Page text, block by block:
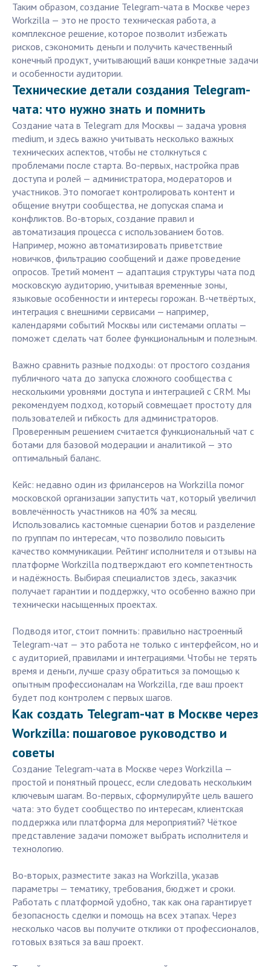
Таким образом, создание Telegram-чата в Москве через
Workzilla — это не просто техническая работа, а
комплексное решение, которое позволит избежать
рисков, сэкономить деньги и получить качественный
конечный продукт, учитывающий ваши конкретные задачи
и особенности аудитории.
Технические детали создания Telegram-
чата: что нужно знать и помнить
Создание чата в Telegram для Москвы — задача уровня
medium, и здесь важно учитывать несколько важных
технических аспектов, чтобы не столкнуться с
проблемами после старта. Во-первых, настройка прав
доступа и ролей — администратора, модераторов и
участников. Это помогает контролировать контент и
общение внутри сообщества, не допуская спама и
конфликтов. Во-вторых, создание правил и
автоматизация процесса с использованием ботов.
Например, можно автоматизировать приветствие
новичков, фильтрацию сообщений и даже проведение
опросов. Третий момент — адаптация структуры чата под
московскую аудиторию, учитывая временные зоны,
языковые особенности и интересы горожан. В-четвёртых,
интеграция с внешними сервисами — например,
календарями событий Москвы или системами оплаты —
поможет сделать чат более функциональным и полезным.
Важно сравнить разные подходы: от простого создания
публичного чата до запуска сложного сообщества с
несколькими уровнями доступа и интеграцией с CRM. Мы
рекомендуем подход, который совмещает простоту для
пользователей и гибкость для администраторов.
Проверенным решением считается функциональный чат с
ботами для базовой модерации и аналитикой — это
оптимальный баланс.
Кейс: недавно один из фрилансеров на Workzilla помог
московской организации запустить чат, который увеличил
вовлечённость участников на 40% за месяц.
Использовались кастомные сценарии ботов и разделение
по группам по интересам, что позволило повысить
качество коммуникации. Рейтинг исполнителя и отзывы на
платформе Workzilla подтверждают его компетентность
и надёжность. Выбирая специалистов здесь, заказчик
получает гарантии и поддержку, что особенно важно при
технически насыщенных проектах.
Подводя итог, стоит помнить: правильно настроенный
Telegram-чат — это работа не только с интерфейсом, но и
с аудиторией, правилами и интеграциями. Чтобы не терять
время и деньги, лучше сразу обратиться за помощью к
опытным профессионалам на Workzilla, где ваш проект
будет под контролем с первых шагов.
Как создать Telegram-чат в Москве через
Workzilla: пошаговое руководство и
советы
Создание Telegram-чата в Москве через Workzilla —
простой и понятный процесс, если следовать нескольким
ключевым шагам. Во-первых, сформулируйте цель вашего
чата: это будет сообщество по интересам, клиентская
поддержка или платформа для мероприятий? Чёткое
представление задачи поможет выбрать исполнителя и
технологию.
Во-вторых, разместите заказ на Workzilla, указав
параметры — тематику, требования, бюджет и сроки.
Работать с платформой удобно, так как она гарантирует
безопасность сделки и помощь на всех этапах. Через
несколько часов вы получите отклики от профессионалов,
готовых взяться за ваш проект.